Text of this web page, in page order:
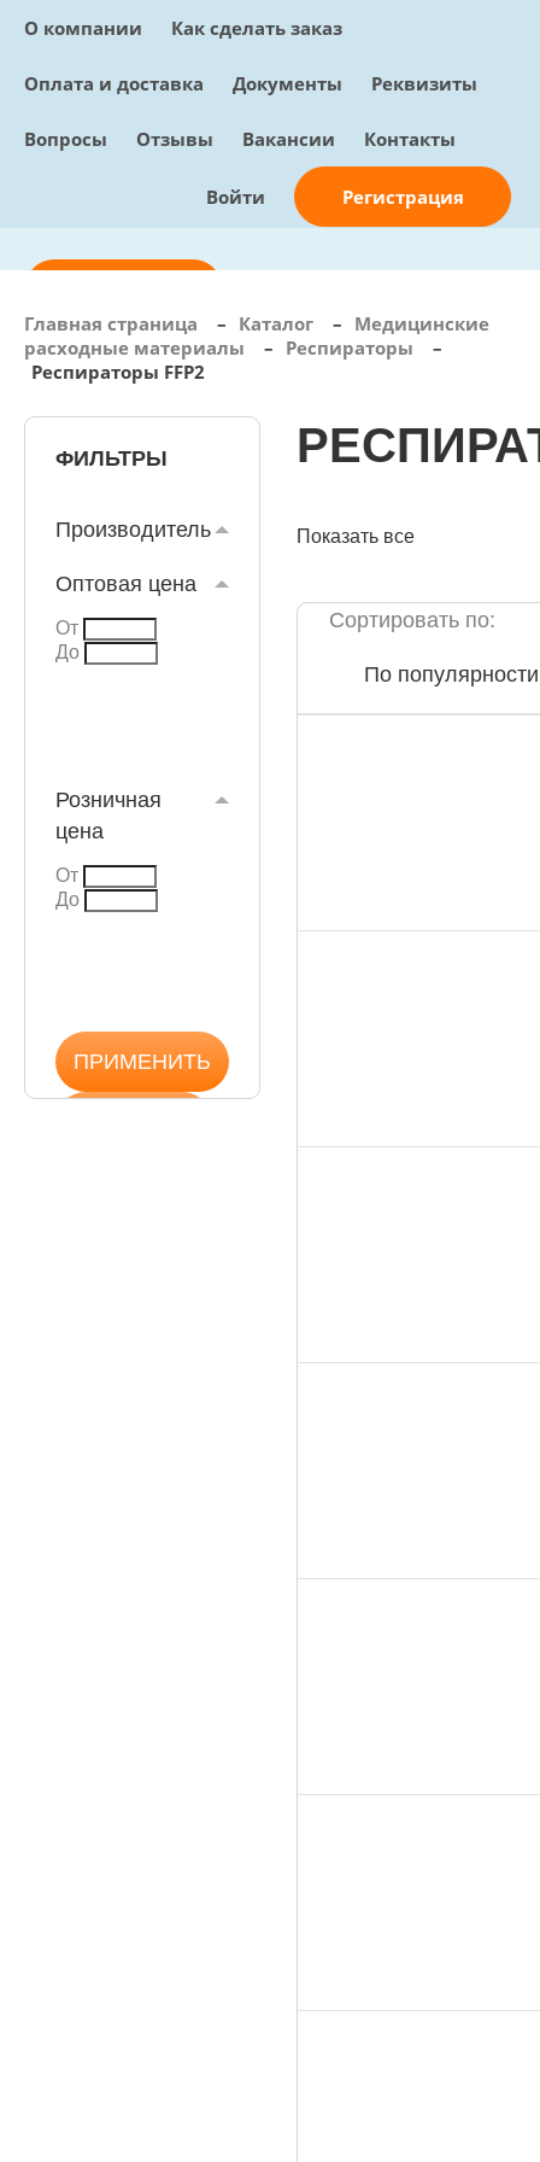
О компании Как сделать заказ
Оплата и доставка Документы Реквизиты
Вопросы Отзывы Вакансии Контакты
Войти Регистрация
info@sunmed.ru
Перезвоните мне
0 позиций, 0 руб.
Главная страница – Каталог – Медицинские
расходные материалы
– Респираторы
–
Респираторы FFP2
ФИЛЬТРЫ
Производитель
Оптовая цена
От
До
Розничная
цена
От
До
Показать все
Сортировать по:
По популярности